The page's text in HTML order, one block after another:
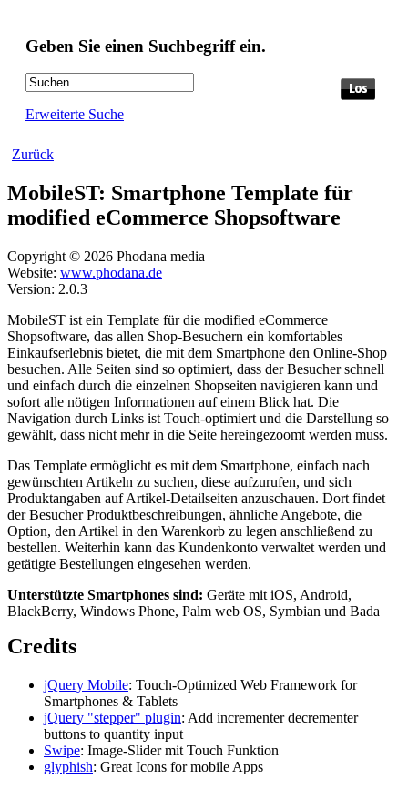
Geben Sie einen Suchbegriff ein.
Erweiterte Suche
Zurück
MobileST: Smartphone Template für
modified eCommerce Shopsoftware
Copyright © 2026 Phodana media
Website: www.phodana.de
Version: 2.0.3
MobileST ist ein Template für die modified eCommerce
Shopsoftware, das allen Shop-Besuchern ein komfortables
Einkaufserlebnis bietet, die mit dem Smartphone den Online-Shop
besuchen. Alle Seiten sind so optimiert, dass der Besucher schnell
und einfach durch die einzelnen Shopseiten navigieren kann und
sofort alle nötigen Informationen auf einem Blick hat. Die
Navigation durch Links ist Touch-optimiert und die Darstellung so
gewählt, dass nicht mehr in die Seite hereingezoomt werden muss.
Das Template ermöglicht es mit dem Smartphone, einfach nach
gewünschten Artikeln zu suchen, diese aufzurufen, und sich
Produktangaben auf Artikel-Detailseiten anzuschauen. Dort findet
der Besucher Produktbeschreibungen, ähnliche Angebote, die
Option, den Artikel in den Warenkorb zu legen anschließend zu
bestellen. Weiterhin kann das Kundenkonto verwaltet werden und
getätigte Bestellungen eingesehen werden.
Unterstützte Smartphones sind: Geräte mit iOS, Android,
BlackBerry, Windows Phone, Palm web OS, Symbian und Bada
Credits
jQuery Mobile: Touch-Optimized Web Framework for
Smartphones & Tablets
jQuery "stepper" plugin: Add incrementer decrementer
buttons to quantity input
Swipe: Image-Slider mit Touch Funktion
glyphish: Great Icons for mobile Apps